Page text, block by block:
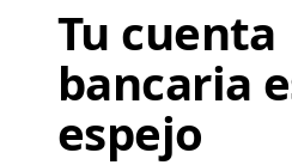
Tu cuenta
bancaria
espejo